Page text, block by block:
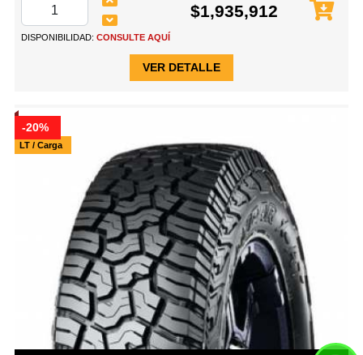
$1,935,912
DISPONIBILIDAD: CONSULTE AQUÍ
VER DETALLE
LT / Carga
-20%